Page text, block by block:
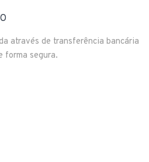
através de transferência bancária
forma segura.